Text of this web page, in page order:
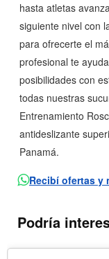
hasta atletas
siguiente nivel con
para ofrecerte el
profesional te
posibilidades con
todas nuestras
Entrenamiento
antideslizante
Panamá.
Recibí ofertas y
Podría